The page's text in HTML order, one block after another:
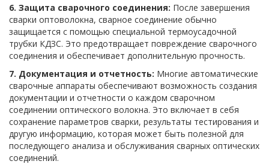
6. Защита сварочного соединения: После завершения
сварки оптоволокна, сварное соединение обычно
защищается с помощью специальной термоусадочной
трубки КДЗС. Это предотвращает повреждение сварочного
соединения и обеспечивает дополнительную прочность.
7. Документация и отчетность: Многие автоматические
сварочные аппараты обеспечивают возможность создания
документации и отчетности о каждом сварочном
соединении оптического волокна. Это включает в себя
сохранение параметров сварки, результаты тестирования и
другую информацию, которая может быть полезной для
последующего анализа и обслуживания сварных оптических
соединений.